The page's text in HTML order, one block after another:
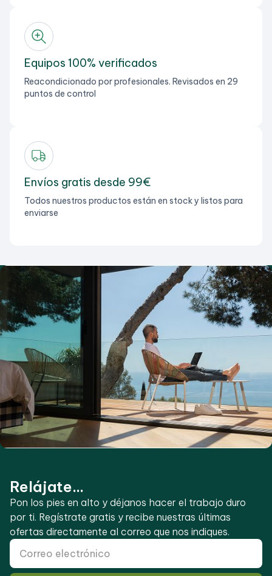
Equipos 100% verificados
Reacondicionado por profesionales. Revisados en 29
puntos de control
Envíos gratis desde 99€
Todos nuestros productos están en stock y listos para
enviarse
Relájate...
Pon los pies en alto y déjanos hacer el trabajo duro
por ti. Regístrate gratis y recibe nuestras últimas
ofertas directamente al correo que nos indiques.